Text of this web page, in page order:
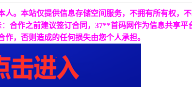
。本站仅提供信息存储空间服务，不拥有所有权，
合作之前建议签订合同，37**首码网作为信息共享
，否则造成的任何损失由您个人承担。